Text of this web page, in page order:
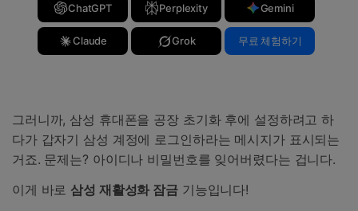
ChatGPT Perplexity Gemini
Claude Grok 무료 체험하기
그러니까, 삼성 휴대폰을 공장 초기화 후에 설정하려고 하
다가 갑자기 삼성 계정에 로그인하라는 메시지가 표시되는
거죠. 문제는? 아이디나 비밀번호를 잊어버렸다는 겁니다.
이게 바로 삼성 재활성화 잠금기능입니다!